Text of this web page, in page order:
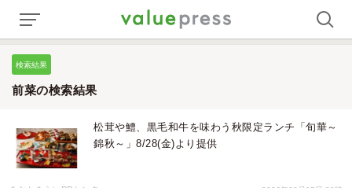
検索結果
前菜の検索結果
松茸や鱧、黒毛和牛を味わう秋限定ランチ「旬華～
錦秋～」8/28(金)より提供